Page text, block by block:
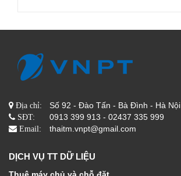
Địa chỉ: Số 92 - Đào Tấn - Bà Đình - Hà Nội
SĐT: 0913 399 913 - 02437 335 999
Email: thaitm.vnpt@gmail.com
DỊCH VỤ TT DỮ LIỆU